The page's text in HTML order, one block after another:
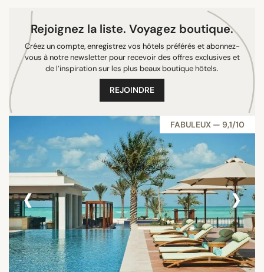
Australie
Belgique
Kenya
Nouvelle-Zélande
Arabie saoudite
Italie
Danemark
Suède
Allemagne
États-Unis
Royaume-Uni
Thaïlande
Pays-Bas
Suisse
Rejoignez la liste. Voyagez boutique.
Créez un compte, enregistrez vos hôtels préférés et abonnez-
vous à notre newsletter pour recevoir des offres exclusives et
de l’inspiration sur les plus beaux boutique hôtels.
REJOINDRE
FABULEUX — 9,1/10
‹ ›